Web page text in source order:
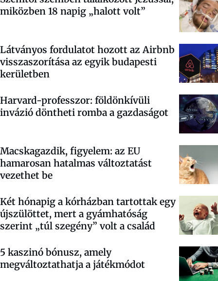
miközben 18 napig „halott volt”
Látványos fordulatot hozott az Airbnb
visszaszorítása az egyik budapesti
kerületben
Harvard-professzor: földönkívüli
invázió döntheti romba a gazdaságot
Macskagazdik, figyelem: az EU
hamarosan hatalmas változtatást
vezethet be
Két hónapig a kórházban tartottak egy
újszülöttet, mert a gyámhatóság
szerint „túl szegény” volt a család
5 kaszinó bónusz, amely
megváltoztathatja a játékmódot